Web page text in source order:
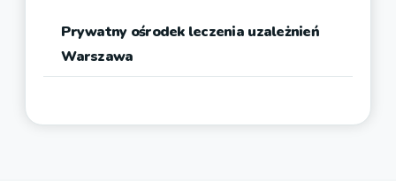
Prywatny ośrodek leczenia uzależnień
Warszawa